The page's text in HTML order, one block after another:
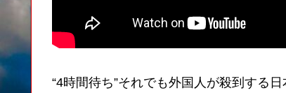
“4時間待ち”それでも外国人が殺到する